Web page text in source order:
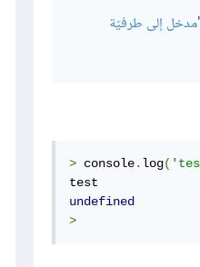
مدخل إلى طرفيّة
> console. log(
undefined
>